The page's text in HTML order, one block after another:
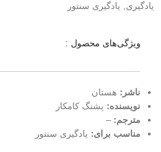
یادگیری, یادگیری سنتور
ویژگی‌های محصول :
ناشر: هستان
نویسنده: پشنگ کامکار
مترجم: –
مناسب برای: یادگیری سنتور